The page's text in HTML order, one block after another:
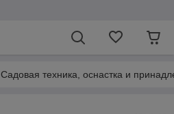
Садовая техника, оснастка и